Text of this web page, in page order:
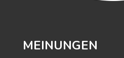
MEINUNGEN